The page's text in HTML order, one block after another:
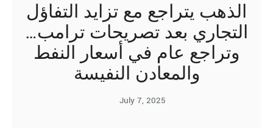
الذهب يتراجع مع تزايد التفاؤل
التجاري بعد تصريحات ترامب…
وتراجع عام في أسعار النفط
والمعادن النفيسة
July 7, 2025